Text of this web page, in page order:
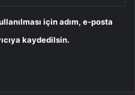
için adım, e-posta
kaydedilsin.